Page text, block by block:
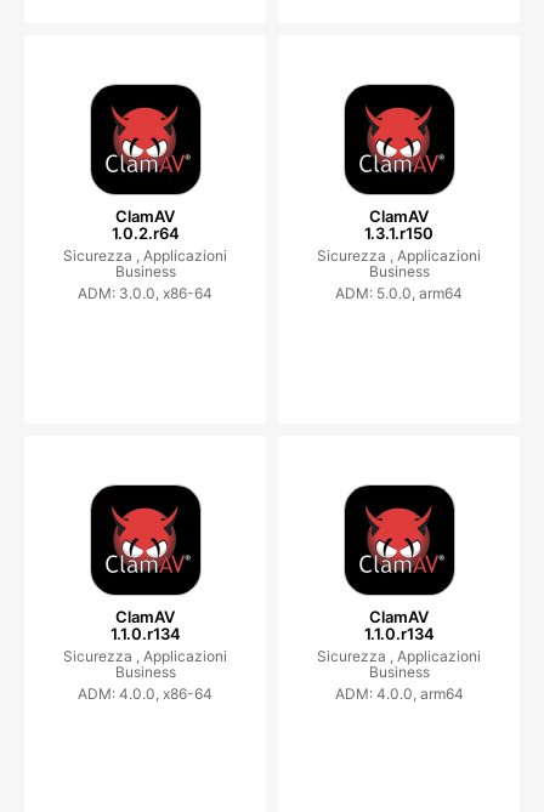
ClamAV
1.0.2.r64
Sicurezza , Applicazioni
Business
ADM: 3.0.0, x86-64
ClamAV
1.3.1.r150
Sicurezza , Applicazioni
Business
ADM: 5.0.0, arm64
ClamAV
1.1.0.r134
Sicurezza , Applicazioni
Business
ADM: 4.0.0, x86-64
ClamAV
1.1.0.r134
Sicurezza , Applicazioni
Business
ADM: 4.0.0, arm64